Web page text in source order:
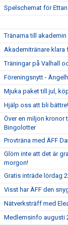
Spelschemat för
Tränarna till akademin
Akademitränare klara
Träningar på Valhall
Föreningsnytt -
Mjuka paket till jul,
Hjälp oss att bli bättre!
Över en miljon kronor
Bingolotter
Provträna med ÄFF
Glöm inte att det är
morgon!
Gratis inträde lördag
Visst har ÄFF den
Nätverksträff med
Medlemsinfo augusti